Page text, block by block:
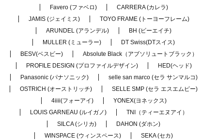
Favero (ファベロ)
CARRERA (カレラ)
JAMIS (ジェイミス)
TOYO FRAME (トーヨーフレーム)
ARUNDEL (アランデル)
BH (ビーエイチ)
MULLER (ミューラー)
DT Swiss(DTスイス)
BESV(ベスビー)
Absolute Black（アブソリュートブラック）
PROFILE DESIGN (プロファイルデザイン)
HED(ヘッド)
Panasonic (パナソニック)
selle san marco (セラ サンマルコ)
OSTRICH (オーストリッチ)
SELLE SMP (セラ エスエムピー)
4iiii(フォーアイ)
YONEX(ヨネックス)
LOUIS GARNEAU (ルイガノ)
TNI（ティーエヌアイ）
SILCA (シリカ)
DAHON (ダホン)
WINSPACE (ウィンスペース)
SEKA (セカ)